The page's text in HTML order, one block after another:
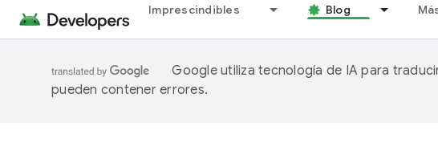
Imprescindibles Blog
Google utiliza tecnología de IA para
pueden contener errores.